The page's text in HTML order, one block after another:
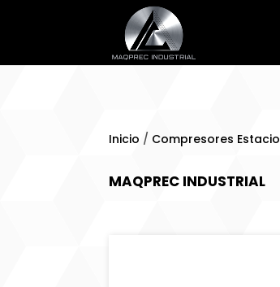
Inicio / Compresores
MAQPREC INDUSTRIAL